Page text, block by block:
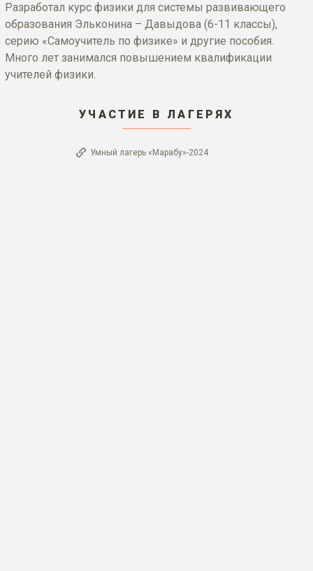
Разработал курс физики для системы развивающего
образования Эльконина – Давыдова (6-11 классы),
серию «Самоучитель по физике» и другие пособия.
Много лет занимался повышением квалификации
учителей физики.
УЧАСТИЕ В ЛАГЕРЯХ
Умный лагерь «Марабу»-2024